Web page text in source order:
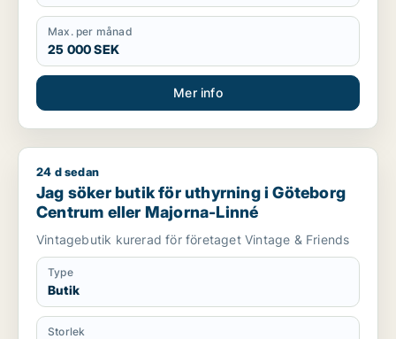
Max. per månad
25 000 SEK
Mer info
Jag söker butik för uthyrning i Göteborg Centrum eller
24 d sedan
Jag söker butik för uthyrning i Göteborg
Centrum eller Majorna-Linné
Vintagebutik kurerad för företaget Vintage & Friends
Type
Butik
Storlek